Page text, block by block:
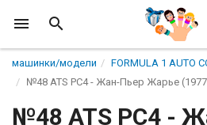
машинки/модели
FORMULA 1 AUTO
№48 ATS PC4 - Жан-Пьер Жарье
№48 ATS PC4 -